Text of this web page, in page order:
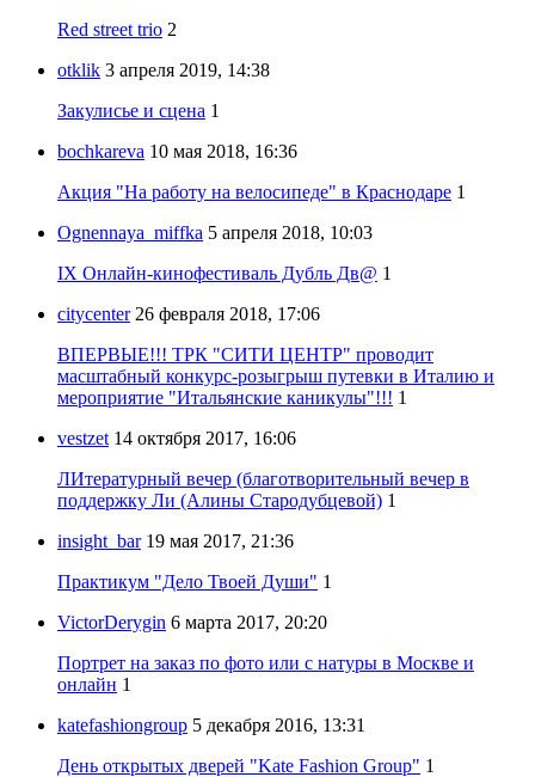
Red street trio 2
otklik 3 апреля 2019, 14:38
Закулисье и сцена 1
bochkareva 10 мая 2018, 16:36
Акция "На работу на велосипеде" в Краснодаре 1
Ognennaya_miffka 5 апреля 2018, 10:03
IX Онлайн-кинофестиваль Дубль Дв@ 1
citycenter 26 февраля 2018, 17:06
ВПЕРВЫЕ!!! ТРК "СИТИ ЦЕНТР" проводит
масштабный конкурс-розыгрыш путевки в Италию и
мероприятие "Итальянские каникулы"!!! 1
vestzet 14 октября 2017, 16:06
ЛИтературный вечер (благотворительный вечер в
поддержку Ли (Алины Стародубцевой) 1
insight_bar 19 мая 2017, 21:36
Практикум "Дело Твоей Души" 1
VictorDerygin 6 марта 2017, 20:20
Портрет на заказ по фото или с натуры в Москве и
онлайн 1
katefashiongroup 5 декабря 2016, 13:31
День открытых дверей "Kate Fashion Group" 1